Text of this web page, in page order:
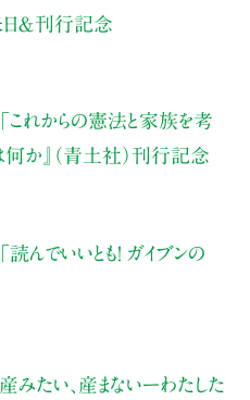
日＆刊行記念
「これからの憲法と家族を考
何か』（青土社）刊行記念
んでいいとも！ ガイブンの
産みたい、産まないーわたした